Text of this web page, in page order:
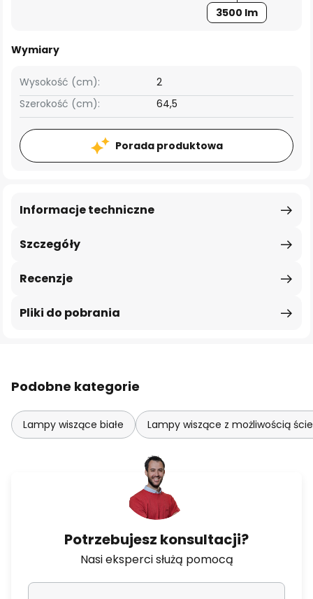
3500 lm
Wymiary
Szerokość (cm): 64,5
Wysokość (cm): 2
Porada produktowa
Szczegóły
Informacje techniczne
Recenzje
Pliki do pobrania
Podobne kategorie
Lampy wiszące białe Lampy wiszące z możliwością
Potrzebujesz konsultacji?
Nasi eksperci służą pomocą